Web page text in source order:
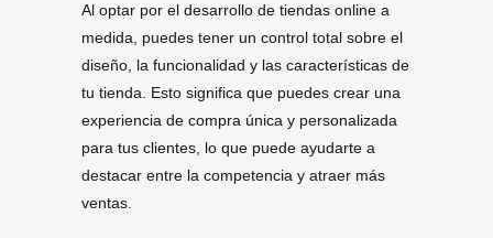
Al optar por el desarrollo de tiendas online a
medida, puedes tener un control total sobre el
diseño, la funcionalidad y las características de
tu tienda. Esto significa que puedes crear una
experiencia de compra única y personalizada
para tus clientes, lo que puede ayudarte a
destacar entre la competencia y atraer más
ventas.